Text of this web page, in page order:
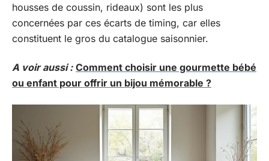
housses de coussin, rideaux) sont les plus
concernées par ces écarts de timing, car elles
constituent le gros du catalogue saisonnier.
A voir aussi : Comment choisir une gourmette bébé
ou enfant pour offrir un bijou mémorable ?